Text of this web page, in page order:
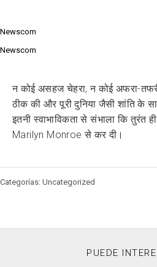
Newscom
Newscom
न कोई असहज चेहरा, न कोई अफरा-
ठीक की और पूरी दुनिया जैसी शांति के
इतनी स्वाभाविकता से संभाला कि तुरंत
Marilyn Monroe से कर दी।
Categorías: Uncategorized
PUEDE